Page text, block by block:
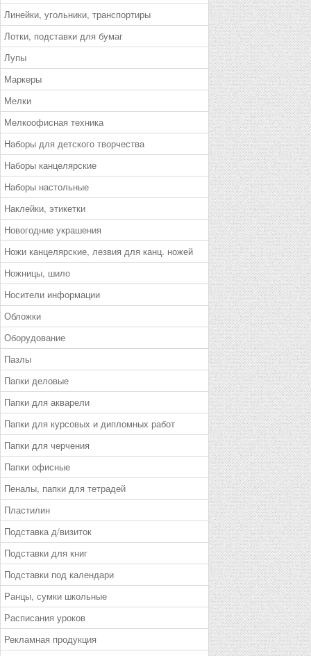
Линейки, угольники, транспортиры
Лотки, подставки для бумаг
Лупы
Маркеры
Мелки
Мелкоофисная техника
Наборы для детского творчества
Наборы канцелярские
Наборы настольные
Наклейки, этикетки
Новогодние украшения
Ножи канцелярские, лезвия для канц. ножей
Ножницы, шило
Носители информации
Обложки
Оборудование
Пазлы
Папки деловые
Папки для акварели
Папки для курсовых и дипломных работ
Папки для черчения
Папки офисные
Пеналы, папки для тетрадей
Пластилин
Подставка д/визиток
Подставки для книг
Подставки под календари
Ранцы, сумки школьные
Расписания уроков
Рекламная продукция